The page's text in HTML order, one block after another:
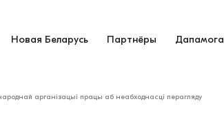
Новая Беларусь Партнёры Дапамога
арганізацыі працы аб неабходнасці перагляду